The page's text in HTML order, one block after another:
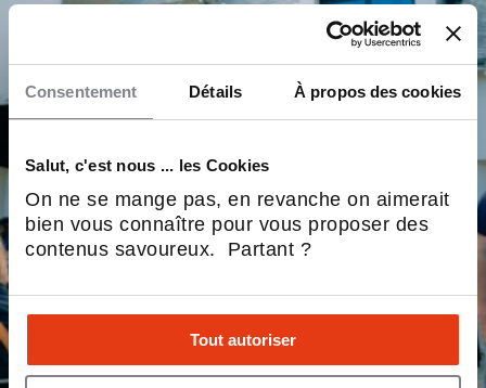
Consentement Détails À propos des cookies
Salut, c'est nous ... les Cookies
On ne se mange pas, en revanche on aimerait
bien vous connaître pour vous proposer des
contenus savoureux. Partant ?
Tout autoriser